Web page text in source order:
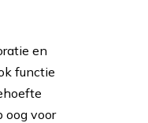
en
functie
oog voor